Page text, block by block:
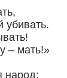
убивать.
– мать!»
народ: